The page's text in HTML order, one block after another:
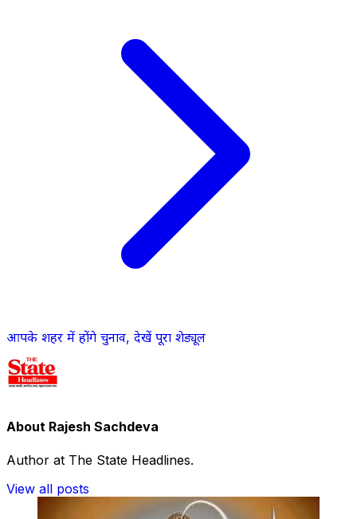
आपके शहर में होंगे चुनाव, देखें पूरा शेड्यूल
About Rajesh Sachdeva
Author at The State Headlines.
View all posts